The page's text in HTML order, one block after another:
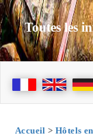
Toutes les
Accueil > Hôtels